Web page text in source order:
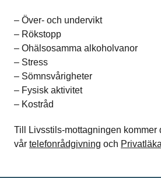
– Över- och undervikt
– Rökstopp
– Ohälsosamma alkoholvanor
– Stress
– Sömnsvårigheter
– Fysisk aktivitet
– Kostråd
Till Livsstils-mottagningen kommer
vår telefonrådgivning och